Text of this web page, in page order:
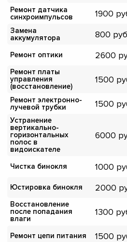
Ремонт датчика
синхроимпульсов
1900
Замена
аккумулятора
800
Ремонт оптики 2600
Ремонт платы
управления
(восстановление)
1500
Ремонт электронно-
лучевой трубки
1500
Устранение
вертикально-
горизонтальных
полос в
видоискателе
6000
Чистка бинокля 1000
Юстировка бинокля 2000
Восстановление
после попадания
влаги
1300
Ремонт цепи питания 1500